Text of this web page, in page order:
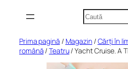
Caută
Prima pagină / Magazin/Cărți în
română /Teatru/ Yacht Cruise. A